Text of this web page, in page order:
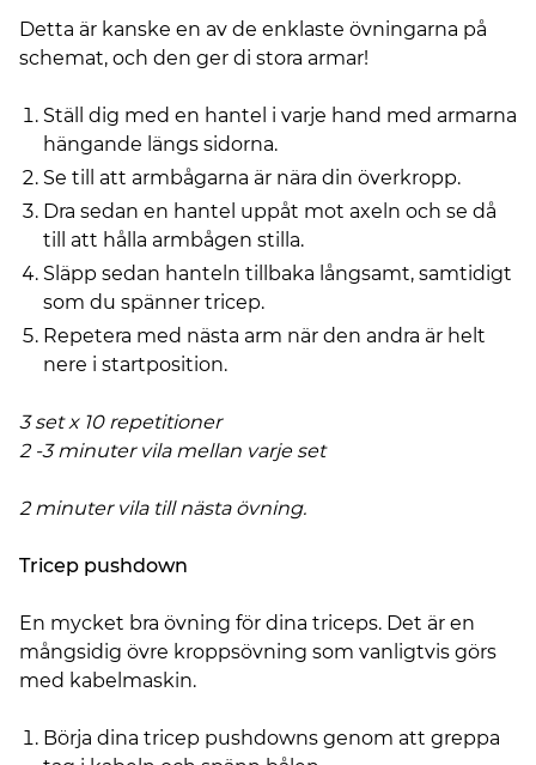
Detta är kanske en av de enklaste övningarna på
schemat, och den ger di stora armar!
Ställ dig med en hantel i varje hand med armarna
hängande längs sidorna.
Se till att armbågarna är nära din överkropp.
Dra sedan en hantel uppåt mot axeln och se då
till att hålla armbågen stilla.
Släpp sedan hanteln tillbaka långsamt, samtidigt
som du spänner tricep.
Repetera med nästa arm när den andra är helt
nere i startposition.
3 set x 10 repetitioner
2 -3 minuter vila mellan varje set
2 minuter vila till nästa övning.
Tricep pushdown
En mycket bra övning för dina triceps. Det är en
mångsidig övre kroppsövning som vanligtvis görs
med kabelmaskin.
Börja dina tricep pushdowns genom att greppa